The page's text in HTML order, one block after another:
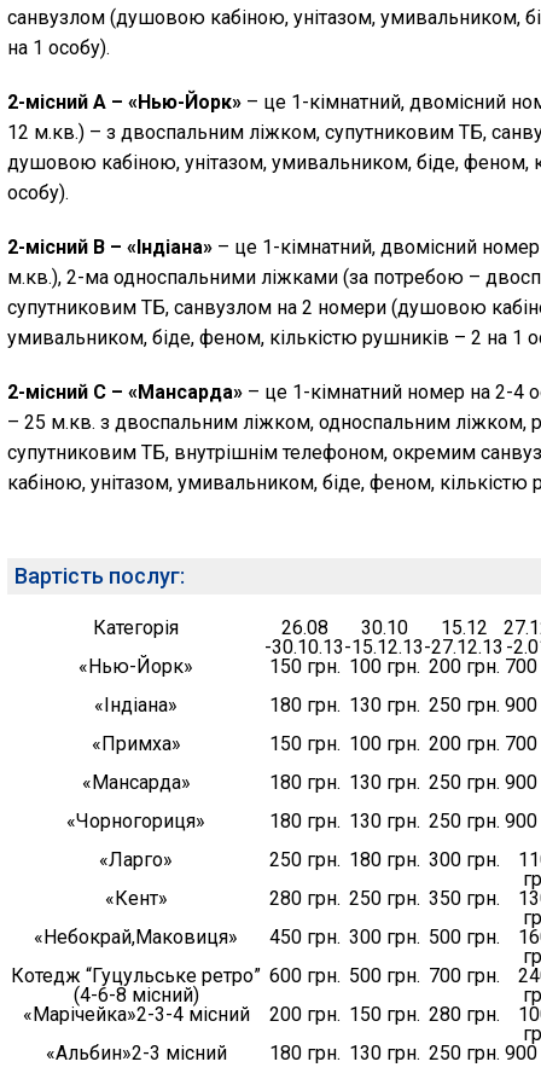
санвузлом (душовою кабіною, унітазом, умивальником,
на 1 особу).
2-місний А – «Нью-Йорк» – це 1-кімнатний, двомісний
12 м.кв.) – з двоспальним ліжком, супутниковим ТБ,
душовою кабіною, унітазом, умивальником, біде, феном,
особу).
2-місний В – «Індіана» – це 1-кімнатний, двомісний
м.кв.), 2-ма односпальними ліжками (за потребою –
супутниковим ТБ, санвузлом на 2 номери (душовою
умивальником, біде, феном, кількістю рушників – 2 на 1
2-місний С – «Мансарда» – це 1-кімнатний номер на 2-4
– 25 м.кв. з двоспальним ліжком, односпальним ліжком,
супутниковим ТБ, внутрішнім телефоном, окремим
кабіною, унітазом, умивальником, біде, феном, кількістю
Вартість послуг:
Категорія
26.08
-30.10.13
30.10
-15.12.13
15.12
-27.12.13 -
«Нью-Йорк»
150 грн. 100 грн. 200 грн. 700
«Індіана»
180 грн. 130 грн. 250 грн. 900
«Примха»
150 грн. 100 грн. 200 грн. 700
«Мансарда»
180 грн. 130 грн. 250 грн. 900
«Чорногориця»
180 грн. 130 грн. 250 грн. 900
«Ларго»
250 грн. 180 грн. 300 грн.
«Кент»
280 грн. 250 грн. 350 грн.
«Небокрай,Маковиця»
450 грн. 300 грн. 500 грн.
Котедж “Гуцульське ретро”
(4-6-8 місний)
600 грн. 500 грн. 700 грн.
«Марічейка»2-3-4 місний
200 грн. 150 грн. 280 грн.
«Альбин»2-3 місний
180 грн. 130 грн. 250 грн. 900